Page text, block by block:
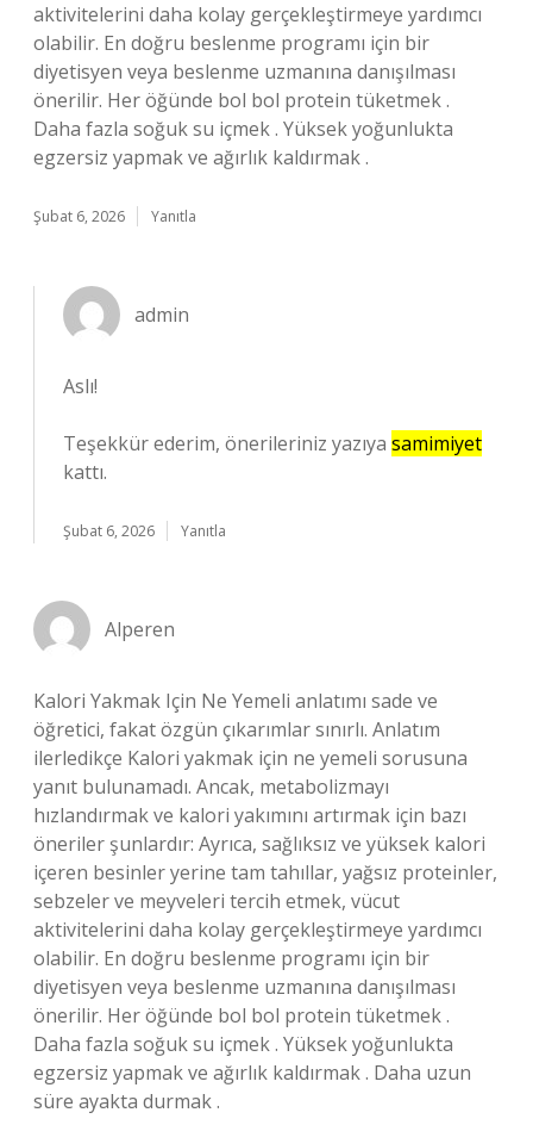
aktivitelerini daha kolay gerçekleştirmeye yardımcı
olabilir. En doğru beslenme programı için bir
diyetisyen veya beslenme uzmanına danışılması
önerilir. Her öğünde bol bol protein tüketmek .
Daha fazla soğuk su içmek . Yüksek yoğunlukta
egzersiz yapmak ve ağırlık kaldırmak .
Şubat 6, 2026 Yanıtla
admin
Aslı!
Teşekkür ederim, önerileriniz yazıya samimiyet
kattı.
Şubat 6, 2026 Yanıtla
Alperen
Kalori Yakmak Için Ne Yemeli anlatımı sade ve
öğretici, fakat özgün çıkarımlar sınırlı. Anlatım
ilerledikçe Kalori yakmak için ne yemeli sorusuna
yanıt bulunamadı. Ancak, metabolizmayı
hızlandırmak ve kalori yakımını artırmak için bazı
öneriler şunlardır: Ayrıca, sağlıksız ve yüksek kalori
içeren besinler yerine tam tahıllar, yağsız proteinler,
sebzeler ve meyveleri tercih etmek, vücut
aktivitelerini daha kolay gerçekleştirmeye yardımcı
olabilir. En doğru beslenme programı için bir
diyetisyen veya beslenme uzmanına danışılması
önerilir. Her öğünde bol bol protein tüketmek .
Daha fazla soğuk su içmek . Yüksek yoğunlukta
egzersiz yapmak ve ağırlık kaldırmak . Daha uzun
süre ayakta durmak .